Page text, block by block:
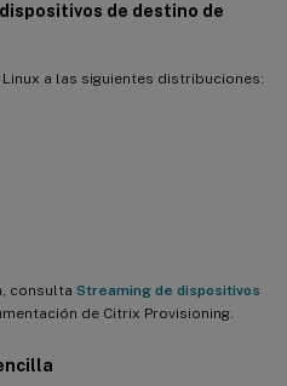
de destino de
a las siguientes distribuciones:
consulta Streaming de dispositivos
de Citrix Provisioning.